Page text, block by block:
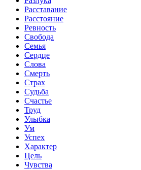
Расставание
Расстояние
Ревность
Свобода
Семья
Сердце
Слова
Смерть
Страх
Судьба
Счастье
Труд
Улыбка
Ум
Успех
Характер
Цель
Чувства